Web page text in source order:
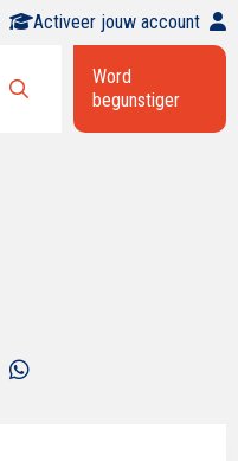
Activeer jouw account
Open
zoekbalk
Word
begunstiger